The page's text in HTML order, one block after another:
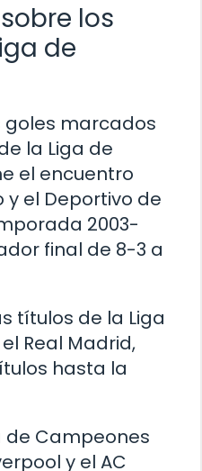
los
de
goles marcados
la Liga de
el encuentro
y el Deportivo de
2003-
final de 8-3 a
títulos de la Liga
Real Madrid,
hasta la
de Campeones
y el AC